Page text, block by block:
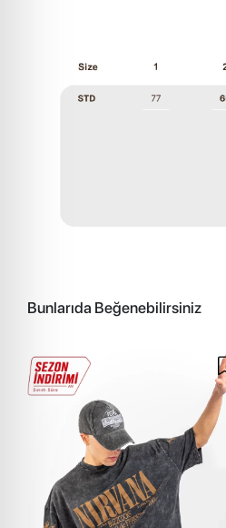
Bunlarıda Beğenebilirsiniz